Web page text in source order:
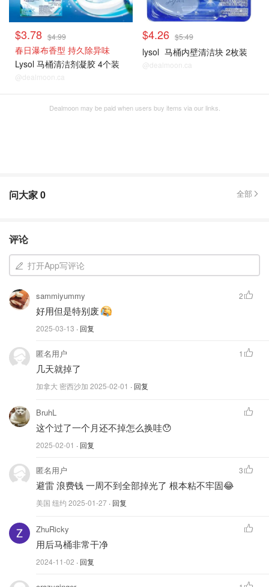
$3.78 $4.99
春日瀑布香型 持久除异味
Lysol 马桶清洁剂凝胶 4个装
@dealmoon.ca
$4.26 $5.49
lysol 马桶内壁清洁块 2枚装
@dealmoon.ca
Dealmoon may be paid when users buy items via our links.
问大家0 全部
评论
打开App写评论
sammiyummy
好用但是特别废
2025-03-13 · 回复
2
匿名用户
几天就掉了
加拿大 密西沙加 2025-02-01 · 回复
1
BruhL
这个过了一个月还不掉怎么换哇😯
2025-02-01 · 回复
匿名用户
避雷 浪费钱 一周不到全部掉光了 根本粘不牢固😂
美国 纽约 2025-01-27 · 回复
3
ZhuRicky
用后马桶非常干净
2024-11-02 · 回复